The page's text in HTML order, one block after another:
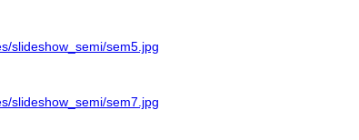
slideshow_semi/sem5.jpg
slideshow_semi/sem7.jpg